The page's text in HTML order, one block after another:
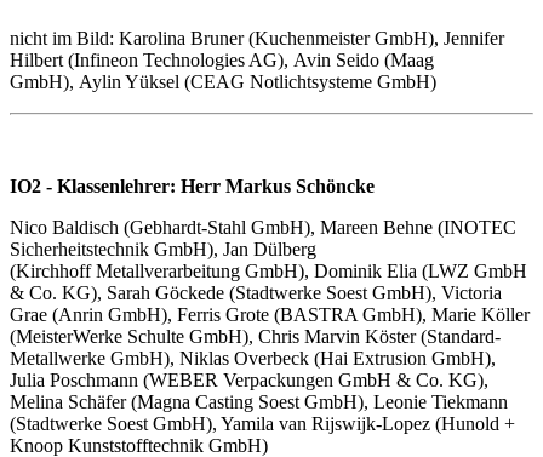
nicht im Bild: Karolina Bruner (Kuchenmeister GmbH), Jennifer
Hilbert (Infineon Technologies AG), Avin Seido (Maag
GmbH), Aylin Yüksel (CEAG Notlichtsysteme GmbH)
IO2 - Klassenlehrer: Herr Markus Schöncke
Nico Baldisch (Gebhardt-Stahl GmbH), Mareen Behne (INOTEC
Sicherheitstechnik GmbH), Jan Dülberg
(Kirchhoff Metallverarbeitung GmbH), Dominik Elia (LWZ GmbH
& Co. KG), Sarah Göckede (Stadtwerke Soest GmbH), Victoria
Grae (Anrin GmbH), Ferris Grote (BASTRA GmbH), Marie Köller
(MeisterWerke Schulte GmbH), Chris Marvin Köster (Standard-
Metallwerke GmbH), Niklas Overbeck (Hai Extrusion GmbH),
Julia Poschmann (WEBER Verpackungen GmbH & Co. KG),
Melina Schäfer (Magna Casting Soest GmbH), Leonie Tiekmann
(Stadtwerke Soest GmbH), Yamila van Rijswijk-Lopez (Hunold +
Knoop Kunststofftechnik GmbH)